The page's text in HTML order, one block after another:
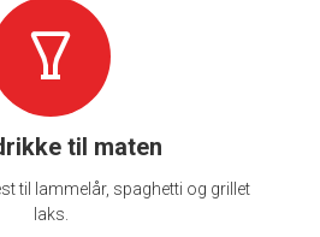
til maten
til lammelår, spaghetti og grillet
laks.